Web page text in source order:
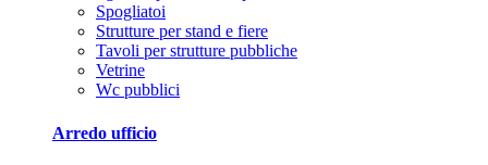
Spogliatoi
Strutture per stand e fiere
Tavoli per strutture pubbliche
Vetrine
Wc pubblici
Arredo ufficio